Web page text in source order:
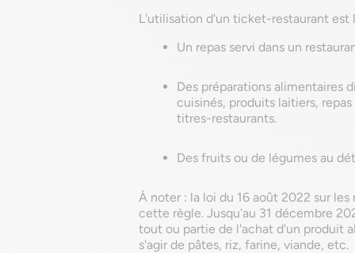
L'utilisation d'un ticket-restaurant est
Un repas servi dans un
Des préparations alimentaires
cuisinés, produits laitiers,
titres-restaurants.
Des fruits ou de légumes au
À noter : la loi du 16 août 2022 sur
cette règle. Jusqu'au 31 décembre
tout ou partie de l'achat d'un produit
s'agir de pâtes, riz, farine, viande, etc.